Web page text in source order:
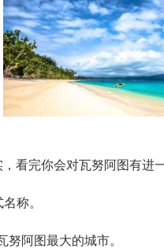
看完你会对瓦努阿图有进
称。
阿图最大的城市。